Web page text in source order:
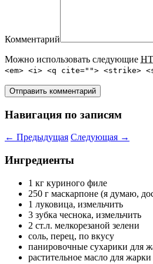
Комментарий
Можно использовать следующие
<em> <i> <q cite=""> <strike>
Навигация по записям
← Предыдущая Следующая →
Ингредиенты
1 кг куриного филе
250 г маскарпоне (я думаю,
1 луковица, измельчить
3 зубка чеснока, измельчить
2 ст.л. мелкорезаной зелени
соль, перец, по вкусу
панировочные сухарики для
растительное масло для жарки